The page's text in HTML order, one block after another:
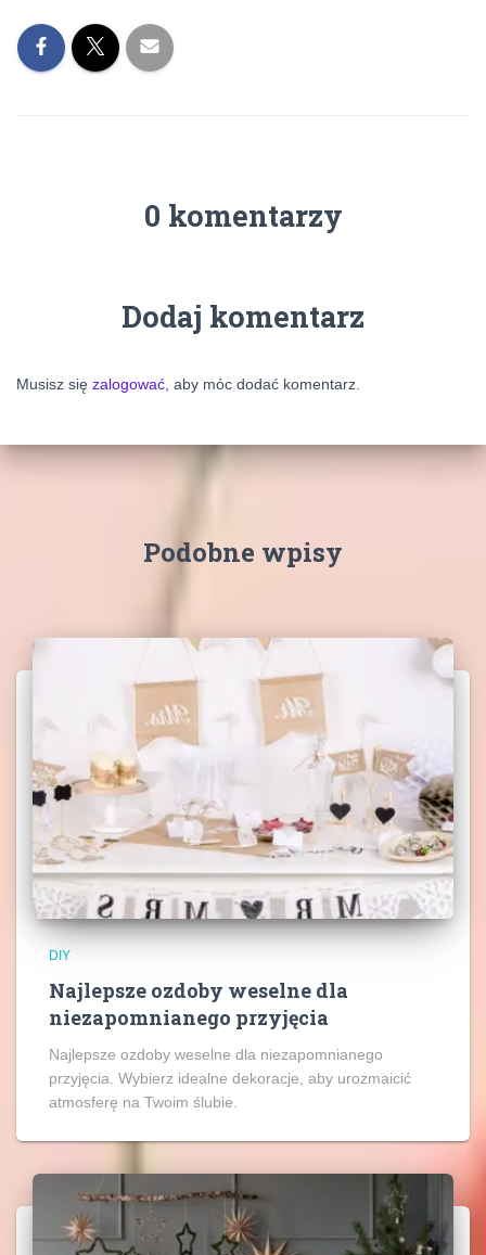
0 komentarzy
Dodaj komentarz
Musisz się zalogować , aby móc dodać komentarz.
Podobne wpisy
DIY
Najlepsze ozdoby weselne dla
niezapomnianego przyjęcia
Najlepsze ozdoby weselne dla niezapomnianego
przyjęcia. Wybierz idealne dekoracje, aby urozmaicić
atmosferę na Twoim ślubie.